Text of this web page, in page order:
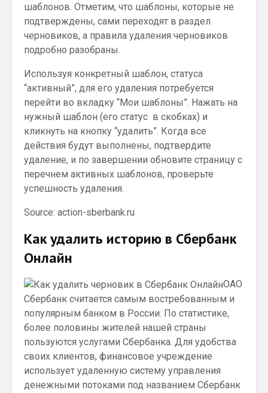
шаблонов. Отметим, что шаблоны, которые не
подтверждены, сами переходят в раздел
черновиков, а правила удаления черновиков
подробно разобраны.
Используя конкретный шаблон, статуса
“активный”, для его удаления потребуется
перейти во вкладку “Мои шаблоны”. Нажать на
нужный шаблон (его статус в скобках) и
кликнуть на кнопку “удалить”. Когда все
действия будут выполнены, подтвердите
удаление, и по завершении обновите страницу с
перечнем активных шаблонов, проверьте
успешность удаления.
Source: action-sberbank.ru
Как удалить историю в Сбербанк
Онлайн
ОАО
Сбербанк считается самым востребованным и
популярным банком в России. По статистике,
более половины жителей нашей страны
пользуются услугами Сбербанка. Для удобства
своих клиентов, финансовое учреждение
использует удаленную систему управления
денежными потоками под названием Сбербанк